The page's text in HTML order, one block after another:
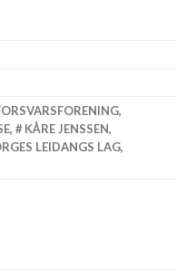
,
, KÅRE JENSSEN,
LEIDANGS LAG,